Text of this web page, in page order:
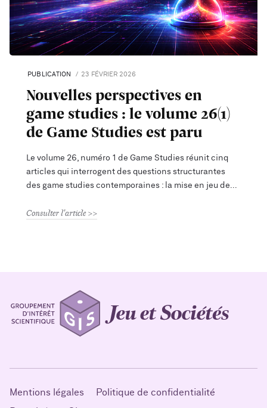
PUBLICATION 23 FÉVRIER 2026
Nouvelles perspectives en
game studies : le volume 26(1)
de Game Studies est paru
Le volume 26, numéro 1 de Game Studies réunit cinq
articles qui interrogent des questions structurantes
des game studies contemporaines : la mise en jeu de
Consulter l'article
Mentions légales
Politique de confidentialité